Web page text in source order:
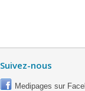
Suivez-nous
Medipages sur